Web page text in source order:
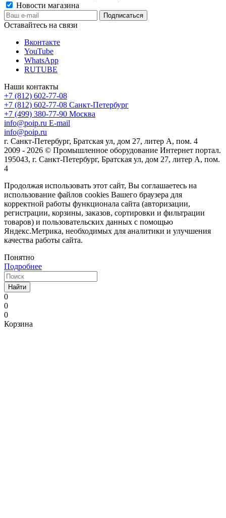
Новости магазина
Оставайтесь на связи
Вконтакте
YouTube
WhatsApp
RUTUBE
Наши контакты
+7 (812) 602-77-08
+7 (812) 602-77-08 Санкт-Петербург
+7 (499) 380-77-90 Москва
info@poip.ru E-mail
info@poip.ru
г. Санкт-Петербург, Братская ул, дом 27, литер А, пом. 4
2009 - 2026 © Промышленное оборудование Интернет портал.
195043, г. Санкт-Петербург, Братская ул, дом 27, литер А, пом.
4
Продолжая использовать этот сайт, Вы соглашаетесь на
использование файлов cookies Вашего браузера для
корректной работы функционала сайта (авторизации,
регистрации, корзины, заказов, сортировки и фильтрации
товаров) и пользовательских данных с помощью
Яндекс.Метрика, необходимых для аналитики и улучшения
качества работы сайта.
Понятно
Подробнее
Найти
0
0
0
Корзина